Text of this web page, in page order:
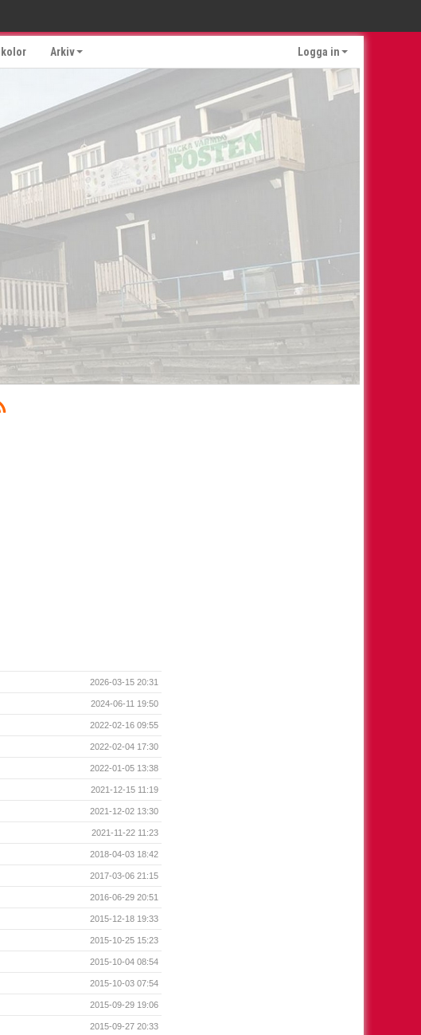
Arkiv Logga in
2026-03-15 20:31
2024-06-11 19:50
2022-02-16 09:55
2022-02-04 17:30
2022-01-05 13:38
2021-12-15 11:19
2021-12-02 13:30
2021-11-22 11:23
2018-04-03 18:42
2017-03-06 21:15
2016-06-29 20:51
2015-12-18 19:33
2015-10-25 15:23
2015-10-04 08:54
2015-10-03 07:54
2015-09-29 19:06
2015-09-27 20:33